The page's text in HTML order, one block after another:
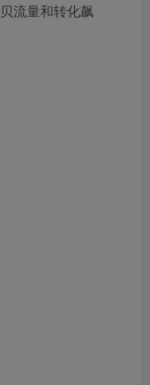
流量和转化飙